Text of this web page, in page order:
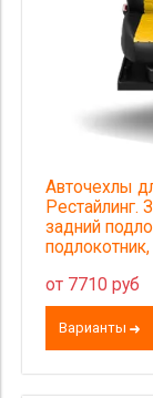
Авточехлы
Рестайлинг.
задний
от 7710 руб
Варианты